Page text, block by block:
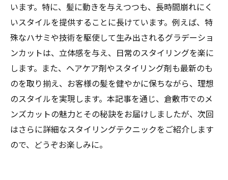
個性を最大限に引き出す倉敷市の美容室の秘密
倉敷市で長年愛される美容室の特徴
オーダーメイドスタイルの魅力と実現法
スタイリストが持つ独自のスキルと経験
個性を演出するためのカラー技術
倉敷市のサロンが提供するリラクゼーショ
ン空間
顧客満足度を高めるためのサービスとは
います。特に、髪に動きを与えつつも、長時間崩れにく
いスタイルを提供することに長けています。例えば、特
殊なハサミや技術を駆使して生み出されるグラデーショ
ンカットは、立体感を与え、日常のスタイリングを楽に
します。また、ヘアケア剤やスタイリング剤も最新のも
のを取り揃え、お客様の髪を健やかに保ちながら、理想
のスタイルを実現します。本記事を通じ、倉敷市でのメ
ンズカットの魅力とその秘訣をお届けしましたが、次回
はさらに詳細なスタイリングテクニックをご紹介します
ので、どうぞお楽しみに。